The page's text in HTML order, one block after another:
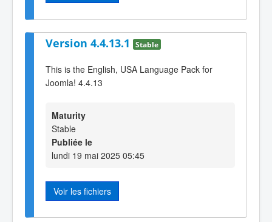
Version 4.4.13.1 Stable
This is the English, USA Language Pack for
Joomla! 4.4.13
Maturity
Stable
Publiée le
lundi 19 mai 2025 05:45
Voir les fichiers